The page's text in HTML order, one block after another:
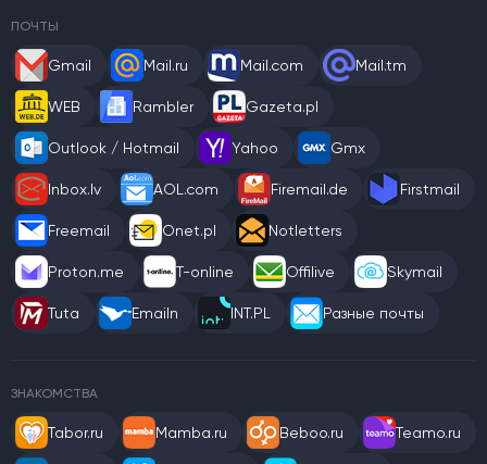
ПОЧТЫ
Gmail Mail.ru Mail.com Mail.tm
WEB Rambler Gazeta.pl
Outlook / Hotmail Yahoo Gmx
Inbox.lv AOL.com Firemail.de Firstmail
Freemail Onet.pl Notletters
Proton.me T-online Offilive Skymail
Tuta Emailn INT.PL Разные почты
ЗНАКОМСТВА
Tabor.ru Mamba.ru Beboo.ru Teamo.ru